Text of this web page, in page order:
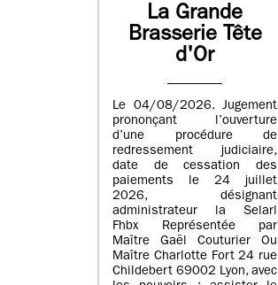
La Grande
Brasserie Tête
d'Or
Le 04/08/2026. Jugement
prononçant l’ouverture
d’une procédure de
redressement judiciaire,
date de cessation des
paiements le 24 juillet
2026, désignant
administrateur la Selarl
Fhbx Représentée par
Maître Gaël Couturier Ou
Maître Charlotte Fort 24 rue
Childebert 69002 Lyon, avec